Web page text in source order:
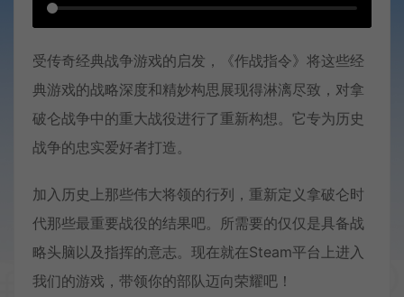
受传奇经典战争游戏的启发，《作战指令》将这些经
典游戏的战略深度和精妙构思展现得淋漓尽致，对拿
破仑战争中的重大战役进行了重新构想。它专为历史
战争的忠实爱好者打造。
加入历史上那些伟大将领的行列，重新定义拿破仑时
代那些最重要战役的结果吧。所需要的仅仅是具备战
略头脑以及指挥的意志。现在就在Steam平台上进入
我们的游戏，带领你的部队迈向荣耀吧！